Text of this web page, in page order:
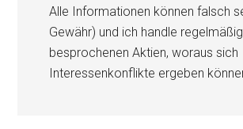
Alle Informationen können falsch
Gewähr) und ich handle
besprochenen Aktien, woraus sich
Interessenkonflikte ergeben